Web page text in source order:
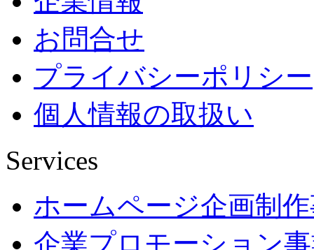
お問合せ
プライバシーポリシー
個人情報の取扱い
Services
ホームページ企画制
企業プロモーション